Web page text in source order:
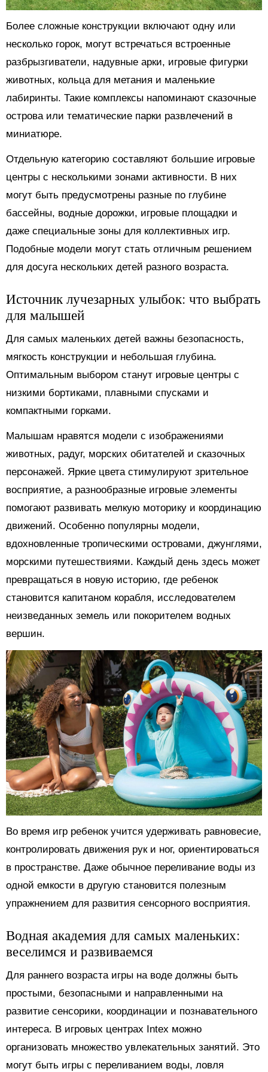
Более сложные конструкции включают одну или
несколько горок, могут встречаться встроенные
разбрызгиватели, надувные арки, игровые фигурки
животных, кольца для метания и маленькие
лабиринты. Такие комплексы напоминают сказочные
острова или тематические парки развлечений в
миниатюре.
Отдельную категорию составляют большие игровые
центры с несколькими зонами активности. В них
могут быть предусмотрены разные по глубине
бассейны, водные дорожки, игровые площадки и
даже специальные зоны для коллективных игр.
Подобные модели могут стать отличным решением
для досуга нескольких детей разного возраста.
Источник лучезарных улыбок: что выбрать
для малышей
Для самых маленьких детей важны безопасность,
мягкость конструкции и небольшая глубина.
Оптимальным выбором станут игровые центры с
низкими бортиками, плавными спусками и
компактными горками.
Малышам нравятся модели с изображениями
животных, радуг, морских обитателей и сказочных
персонажей. Яркие цвета стимулируют зрительное
восприятие, а разнообразные игровые элементы
помогают развивать мелкую моторику и координацию
движений. Особенно популярны модели,
вдохновленные тропическими островами, джунглями,
морскими путешествиями. Каждый день здесь может
превращаться в новую историю, где ребенок
становится капитаном корабля, исследователем
неизведанных земель или покорителем водных
вершин.
Во время игр ребенок учится удерживать равновесие,
контролировать движения рук и ног, ориентироваться
в пространстве. Даже обычное переливание воды из
одной емкости в другую становится полезным
упражнением для развития сенсорного восприятия.
Водная академия для самых маленьких:
веселимся и развиваемся
Для раннего возраста игры на воде должны быть
простыми, безопасными и направленными на
развитие сенсорики, координации и познавательного
интереса. В игровых центрах Intex можно
организовать множество увлекательных занятий. Это
могут быть игры с переливанием воды, ловля